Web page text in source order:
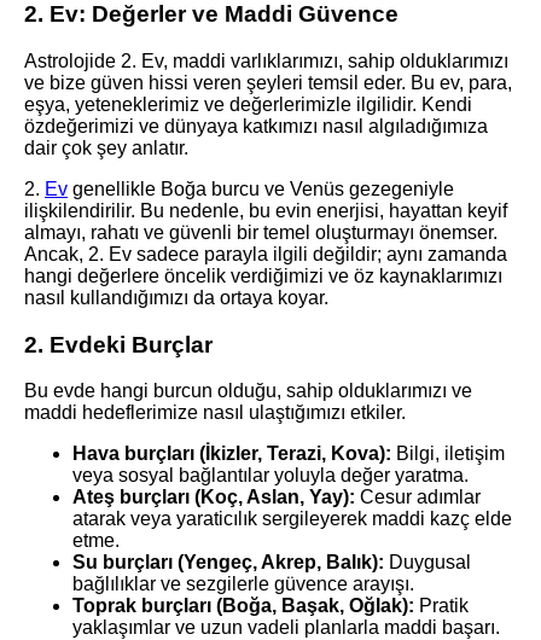
2. Ev: Değerler ve Maddi Güvence
Astrolojide 2. Ev, maddi varlıklarımızı, sahip olduklarımızı
ve bize güven hissi veren şeyleri temsil eder. Bu ev, para,
eşya, yeteneklerimiz ve değerlerimizle ilgilidir. Kendi
özdeğerimizi ve dünyaya katkımızı nasıl algıladığımıza
dair çok şey anlatır.
2. Ev genellikle Boğa burcu ve Venüs gezegeniyle
ilişkilendirilir. Bu nedenle, bu evin enerjisi, hayattan keyif
almayı, rahatı ve güvenli bir temel oluşturmayı önemser.
Ancak, 2. Ev sadece parayla ilgili değildir; aynı zamanda
hangi değerlere öncelik verdiğimizi ve öz kaynaklarımızı
nasıl kullandığımızı da ortaya koyar.
2. Evdeki Burçlar
Bu evde hangi burcun olduğu, sahip olduklarımızı ve
maddi hedeflerimize nasıl ulaştığımızı etkiler.
Hava burçları (İkizler, Terazi, Kova): Bilgi, iletişim
veya sosyal bağlantılar yoluyla değer yaratma.
Ateş burçları (Koç, Aslan, Yay): Cesur adımlar
atarak veya yaraticılık sergileyerek maddi kazç elde
etme.
Su burçları (Yengeç, Akrep, Balık): Duygusal
bağlılıklar ve sezgilerle güvence arayışı.
Toprak burçları (Boğa, Başak, Oğlak): Pratik
yaklaşımlar ve uzun vadeli planlarla maddi başarı.